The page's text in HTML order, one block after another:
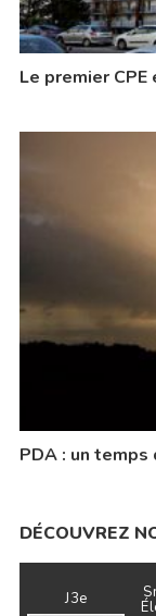
Le premier
PDA : un temps
DÉCOUVREZ
J3e